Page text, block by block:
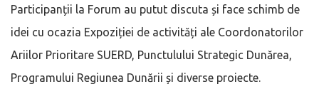
Participanții la Forum au putut discuta și face schimb de
idei cu ocazia Expoziției de activități ale Coordonatorilor
Ariilor Prioritare SUERD, Punctulului Strategic Dunărea,
Programului Regiunea Dunării și diverse proiecte.